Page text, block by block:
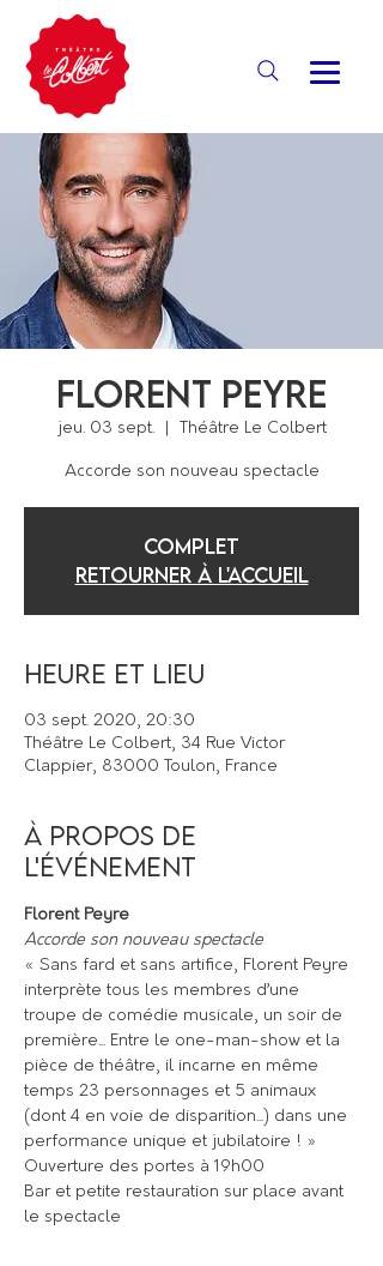
Florent Peyre
jeu. 03 sept.
  |
Théâtre Le Colbert
Accorde son nouveau spectacle
COMPLET
Retourner à l'accueil
Heure et lieu
03 sept. 2020, 20:30
Théâtre Le Colbert, 34 Rue Victor
Clappier, 83000 Toulon, France
À propos de
l'événement
Florent Peyre
Accorde son nouveau spectacle
« Sans fard et sans artifice, Florent Peyre
interprète tous les membres d’une
troupe de comédie musicale, un soir de
première... Entre le one-man-show et la
pièce de théâtre, il incarne en même
temps 23 personnages et 5 animaux
(dont 4 en voie de disparition...) dans une
performance unique et jubilatoire ! »
Ouverture des portes à 19h00
Bar et petite restauration sur place avant
le spectacle